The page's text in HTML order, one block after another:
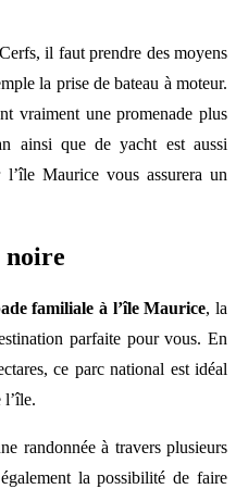
il faut prendre des moyens
la prise de bateau à moteur.
vraiment une promenade plus
ainsi que de yacht est aussi
l’île Maurice vous assurera un
noire
familiale à l’île Maurice, la
parfaite pour vous. En
ce parc national est idéal
randonnée à travers plusieurs
la possibilité de faire